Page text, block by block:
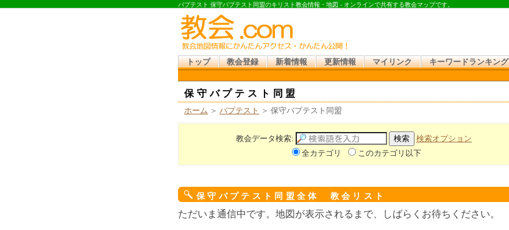
バプテスト 保守バプテスト同盟のキリスト教会情報・地図 - オンラインで共有する教会マップです。
トップ 教会登録 新着情報 更新情報 マイリンク キーワードランキング
保守バプテスト同盟
ホーム ＞ バプテスト ＞ 保守バプテスト同盟
教会データ検索:
検索オプション
全カテゴリ
このカテゴリ以下
保守バプテスト同盟全体 教会リスト
ただいま通信中です。地図が表示されるまで、しばらくお待ちください。